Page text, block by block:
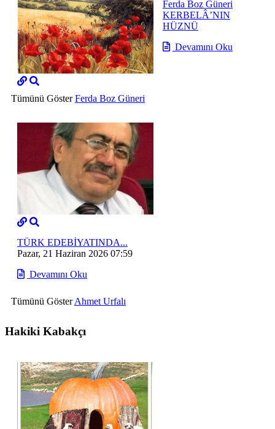
Ferda Boz Güneri
KERBELÂ’NIN
HÜZNÜ
Devamını Oku
Tümünü GösterFerda Boz Güneri
TÜRK EDEBİYATINDA...
Pazar, 21 Haziran 2026 07:59
Devamını Oku
Tümünü GösterAhmet Urfalı
Hakiki Kabakçı